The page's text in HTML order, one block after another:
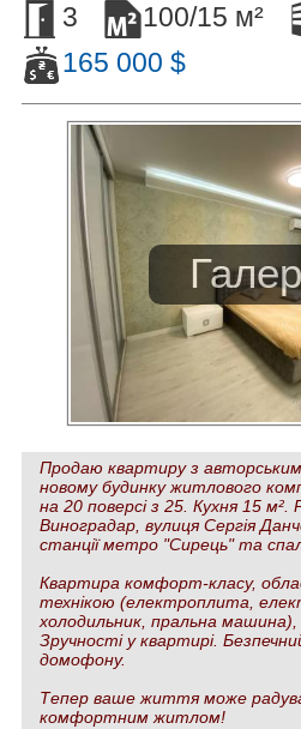
3 100/15 м²
165 000 $
Продаю квартиру з
новому будинку житлового
на 20 поверсі з 25. Кухня 15 м².
Виноградар, вулиця Сергія
станції метро "Сирець" та
Квартира комфорт-класу,
технікою (електроплита,
холодильник, пральна машина),
Зручності у квартирі.
домофону.
Тепер ваше життя може
комфортним житлом!